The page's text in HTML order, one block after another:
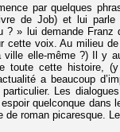
par quelques
de Job) et lui
? » lui demande
cette voix. Au milieu
ville elle-même ?) Il y
toute cette histoire,
a beaucoup
Les
quelconque dans
roman picaresque.